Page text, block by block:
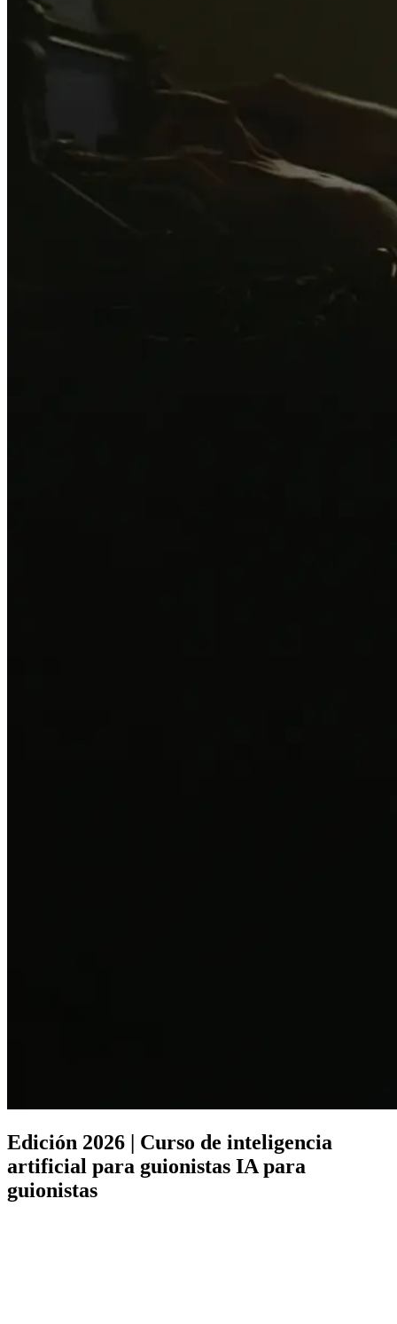
Edición 2026 | Curso de inteligencia
artificial para guionistas IA para
guionistas